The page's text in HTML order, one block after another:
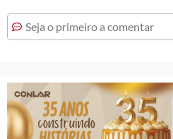
Seja o primeiro a comentar